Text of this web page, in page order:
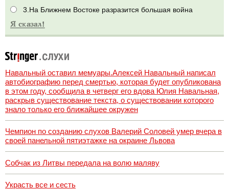
3.На Ближнем Востоке разразится большая война
Навальный оставил мемуары.Алексей Навальный написал
автобиографию перед смертью, которая будет опубликована
в этом году, сообщила в четверг его вдова Юлия Навальная,
раскрыв существование текста, о существовании которого
знало только его ближайшее окружен
Чемпион по созданию слухов Валерий Соловей умер вчера в
своей панельной пятиэтажке на окраине Львова
Собчак из Литвы передала на волю маляву
Украсть все и сесть